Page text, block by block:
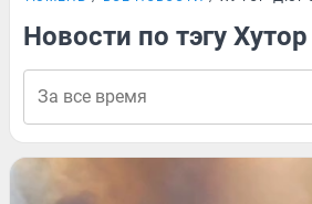
Новости по тэгу